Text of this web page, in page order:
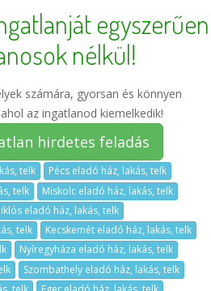
egyszerűen
nélkül!
számára, gyorsan és könnyen
az ingatlanod kiemelkedik!
hirdetes feladás
telk
Pécs eladó ház, lakás, telk
telk
Miskolc eladó ház, lakás, telk
eladó ház, lakás, telk
telk
Kecskemét eladó ház, lakás, telk
Nyíregyháza eladó ház, lakás, telk
Szombathely eladó ház, lakás, telk